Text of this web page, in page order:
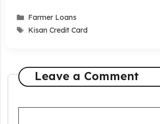
Categories
Farmer Loans
Tags
Kisan Credit Card
Leave a Comment